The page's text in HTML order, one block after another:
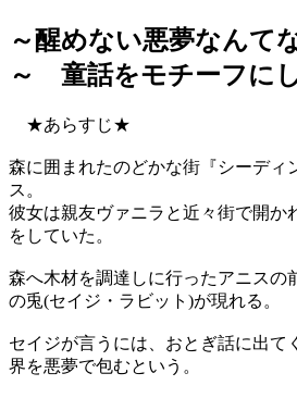
～醒めない悪夢なんて
～ 童話をモチーフに
★あらすじ★
森に囲まれたのどかな街『シーディ
ス。
彼女は親友ヴァニラと近々街で開か
をしていた。
森へ木材を調達しに行ったアニスの
の兎(セイジ・ラビット)が現れる。
セイジが言うには、おとぎ話に出て
界を悪夢で包むという。